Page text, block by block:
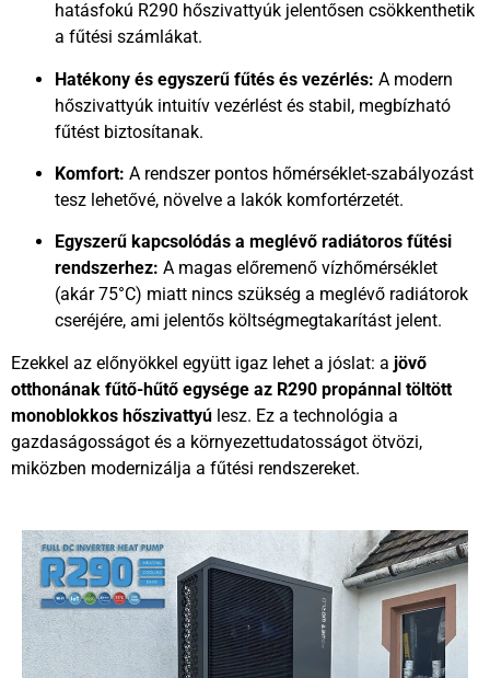
hatásfokú R290 hőszivattyúk jelentősen csökkenthetik
a fűtési számlákat.
Hatékony és egyszerű fűtés és vezérlés: A modern
hőszivattyúk intuitív vezérlést és stabil, megbízható
fűtést biztosítanak.
Komfort: A rendszer pontos hőmérséklet-szabályozást
tesz lehetővé, növelve a lakók komfortérzetét.
Egyszerű kapcsolódás a meglévő radiátoros fűtési
rendszerhez: A magas előremenő vízhőmérséklet
(akár75°C) miatt nincs szükség a meglévő radiátorok
cseréjére, ami jelentős költségmegtakarítást jelent.
Ezekkel az előnyökkel együtt igaz lehet a jóslat: a jövő
otthonának fűtő-hűtő egysége az R290 propánnal töltött
monoblokkos hőszivattyú lesz. Ez a technológia a
gazdaságosságot és a környezettudatosságot ötvözi,
miközben modernizálja a fűtési rendszereket.